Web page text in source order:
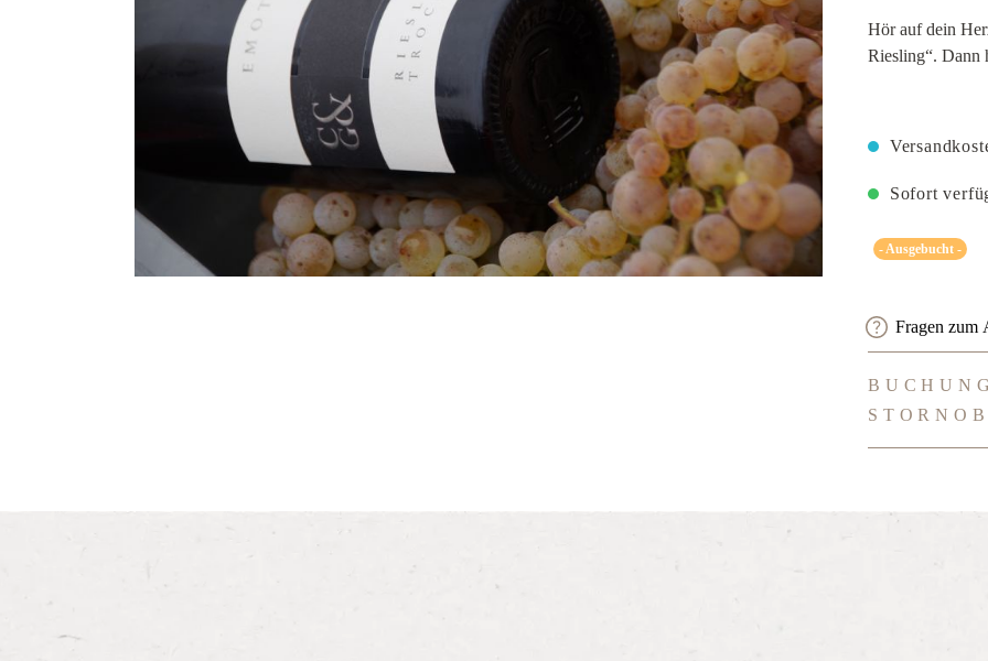
Hör auf dein
Riesling“. Dann
Sofort
- Ausgebucht -
Fragen zum